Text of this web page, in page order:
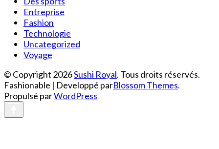
Entreprise
Fashion
Technologie
Uncategorized
Voyage
© Copyright 2026Sushi Royal. Tous droits réservés.
Fashionable | Developpé parBlossom Themes.
Propulsé parWordPress